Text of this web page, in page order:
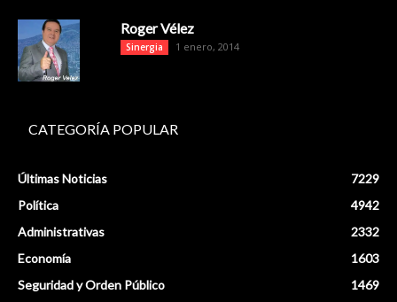
Roger Vélez
Sinergia 1 enero, 2014
CATEGORÍA POPULAR
Últimas Noticias
7229
Política
4942
Administrativas
2332
Economía
1603
Seguridad y Orden Público
1469